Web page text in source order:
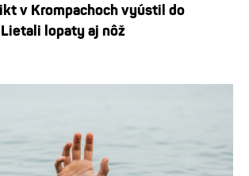
v Krompachoch vyústil do
lopaty aj nôž